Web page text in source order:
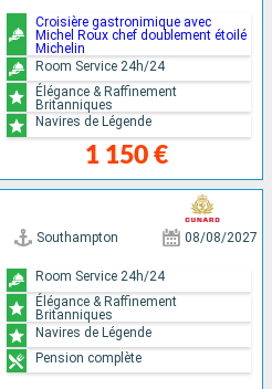
1 150 €
Croisière gastronimique avec
Michel Roux chef doublement étoilé
Michelin
Room Service 24h/24
Élégance & Raffinement
Britanniques
Navires de Légende
Southampton 08/08/2027
Room Service 24h/24
Élégance & Raffinement
Britanniques
Navires de Légende
Pension complète